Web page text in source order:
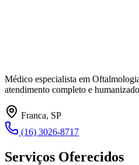
Médico especialista em
atendimento completo e
Franca, SP
(16) 3026-8717
Serviços Oferecidos